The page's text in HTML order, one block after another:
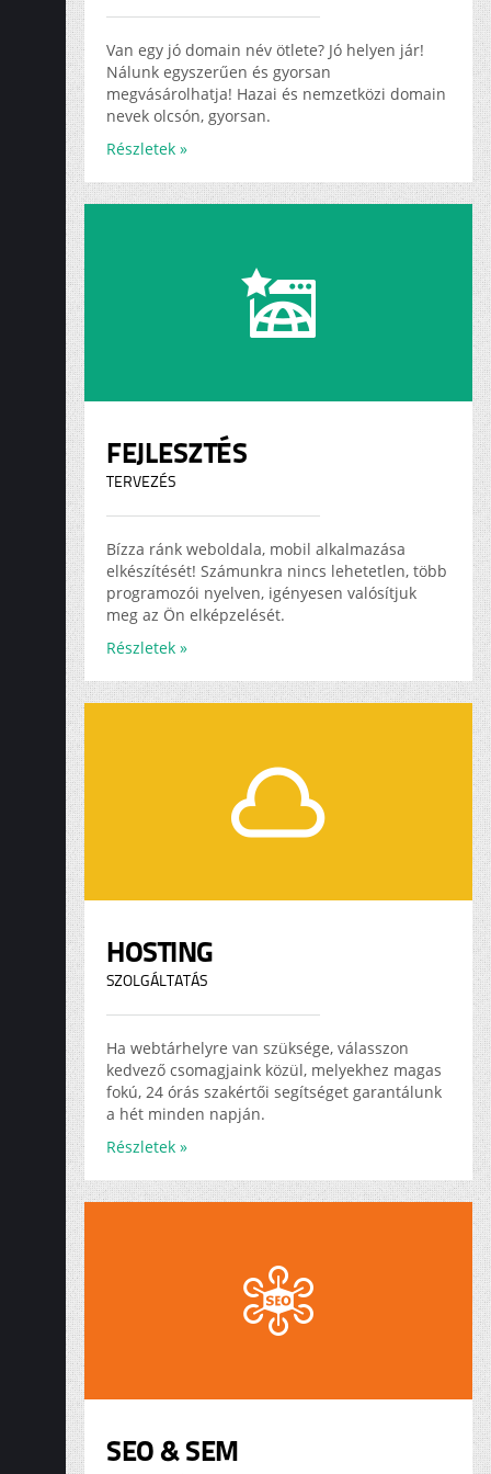
Van egy jó domain név ötlete? Jó helyen jár!
Nálunk egyszerűen és gyorsan
megvásárolhatja! Hazai és nemzetközi domain
nevek olcsón, gyorsan.
Részletek »
FEJLESZTÉS
TERVEZÉS
Bízza ránk weboldala, mobil alkalmazása
elkészítését! Számunkra nincs lehetetlen, több
programozói nyelven, igényesen valósítjuk
meg az Ön elképzelését.
Részletek »
HOSTING
SZOLGÁLTATÁS
Ha webtárhelyre van szüksége, válasszon
kedvező csomagjaink közül, melyekhez magas
fokú, 24 órás szakértői segítséget garantálunk
a hét minden napján.
Részletek »
SEO & SEM